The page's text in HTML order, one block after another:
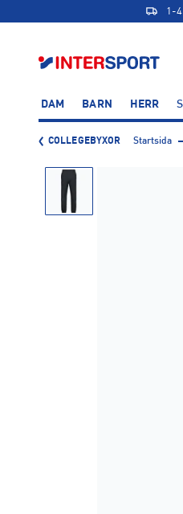
1-4
DAM BARN HERR
COLLEGEBYXOR Startsida